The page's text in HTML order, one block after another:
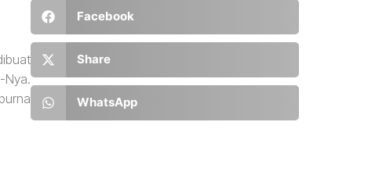
Nya.
Facebook
Share
WhatsApp